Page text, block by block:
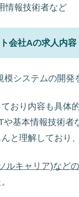
情報技術者など
会社Aの求人内容
模システムの開発
おり内容も具体
基本情報技術者
と理解しており
ルキャリア)など